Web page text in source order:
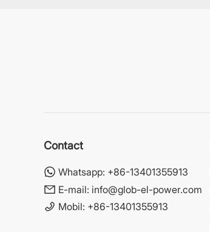
Contact
Whatsapp: +86-13401355913
E-mail: info@glob-el-power.com
Mobil: +86-13401355913